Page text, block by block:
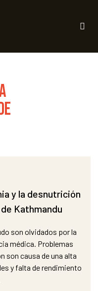
y la desnutrición
Kathmandu
son olvidados por la
médica. Problemas
son causa de una alta
y falta de rendimiento